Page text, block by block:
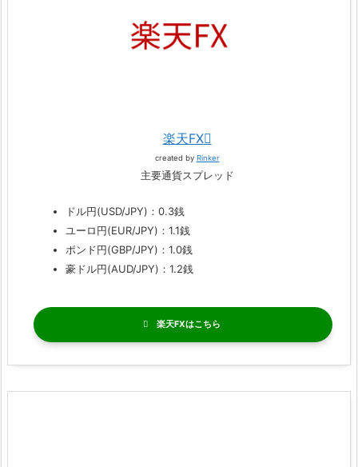
楽天FX
created by Rinker
主要通貨スプレッド
ドル円(USD/JPY)：0.3銭
ユーロ円(EUR/JPY)：1.1銭
ポンド円(GBP/JPY)：1.0銭
豪ドル円(AUD/JPY)：1.2銭
楽天FX